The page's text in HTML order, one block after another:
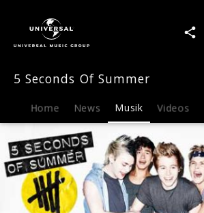
Summer
Musik
Looks
Perfect
(EP)
5 Seconds Of Summer
Home News Musik Videos